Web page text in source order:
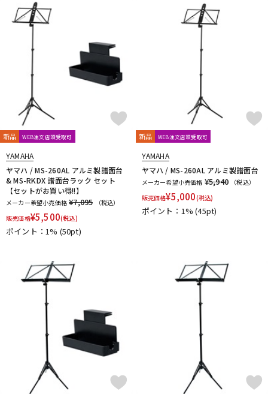
新品 WEB注文店頭受取可
YAMAHA
ヤマハ / MS-260AL アルミ製譜面台
& MS-RKDX 譜面台ラック セット
【セットがお買い得!!】
メーカー希望小売価格 ¥7,095
（税込）
販売価格¥5,500(税込)
ポイント：1% (50pt)
新品 WEB注文店頭受取可
YAMAHA
ヤマハ / MS-260AL アルミ製譜面台
メーカー希望小売価格 ¥5,940
（税込）
販売価格¥5,000(税込)
ポイント：1%(45pt)